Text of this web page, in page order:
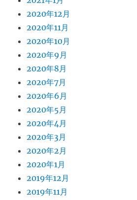
2020年12月
2020年11月
2020年10月
2020年9月
2020年8月
2020年7月
2020年6月
2020年5月
2020年4月
2020年3月
2020年2月
2020年1月
2019年12月
2019年11月